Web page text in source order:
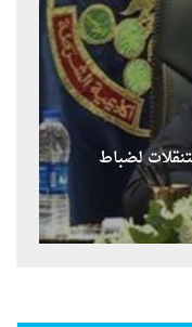
لضباط